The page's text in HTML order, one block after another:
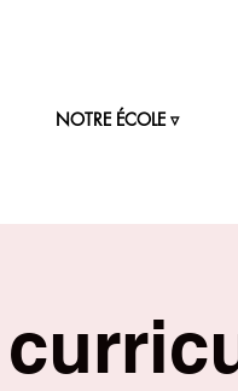
NOTRE ÉCOLE ▿